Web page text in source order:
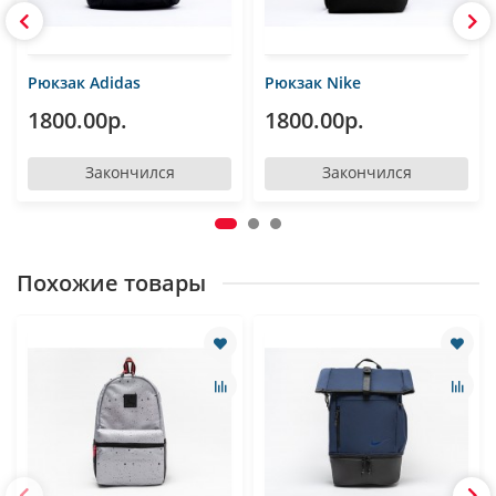
Рюкзак Adidas
1800.00р.
Закончился
Рюкзак Nike
1800.00р.
Закончился
Похожие товары